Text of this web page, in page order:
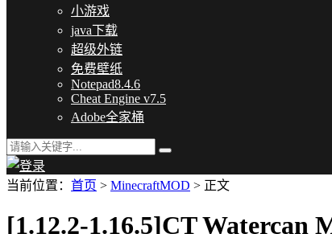
小游戏
java下载
超级外链
免费壁纸
Notepad8.4.6
Cheat Engine v7.5
Adobe全家桶
当前位置： 首页 > MinecraftMOD > 正文
[1.12.2-1.16.5]CT Watercan